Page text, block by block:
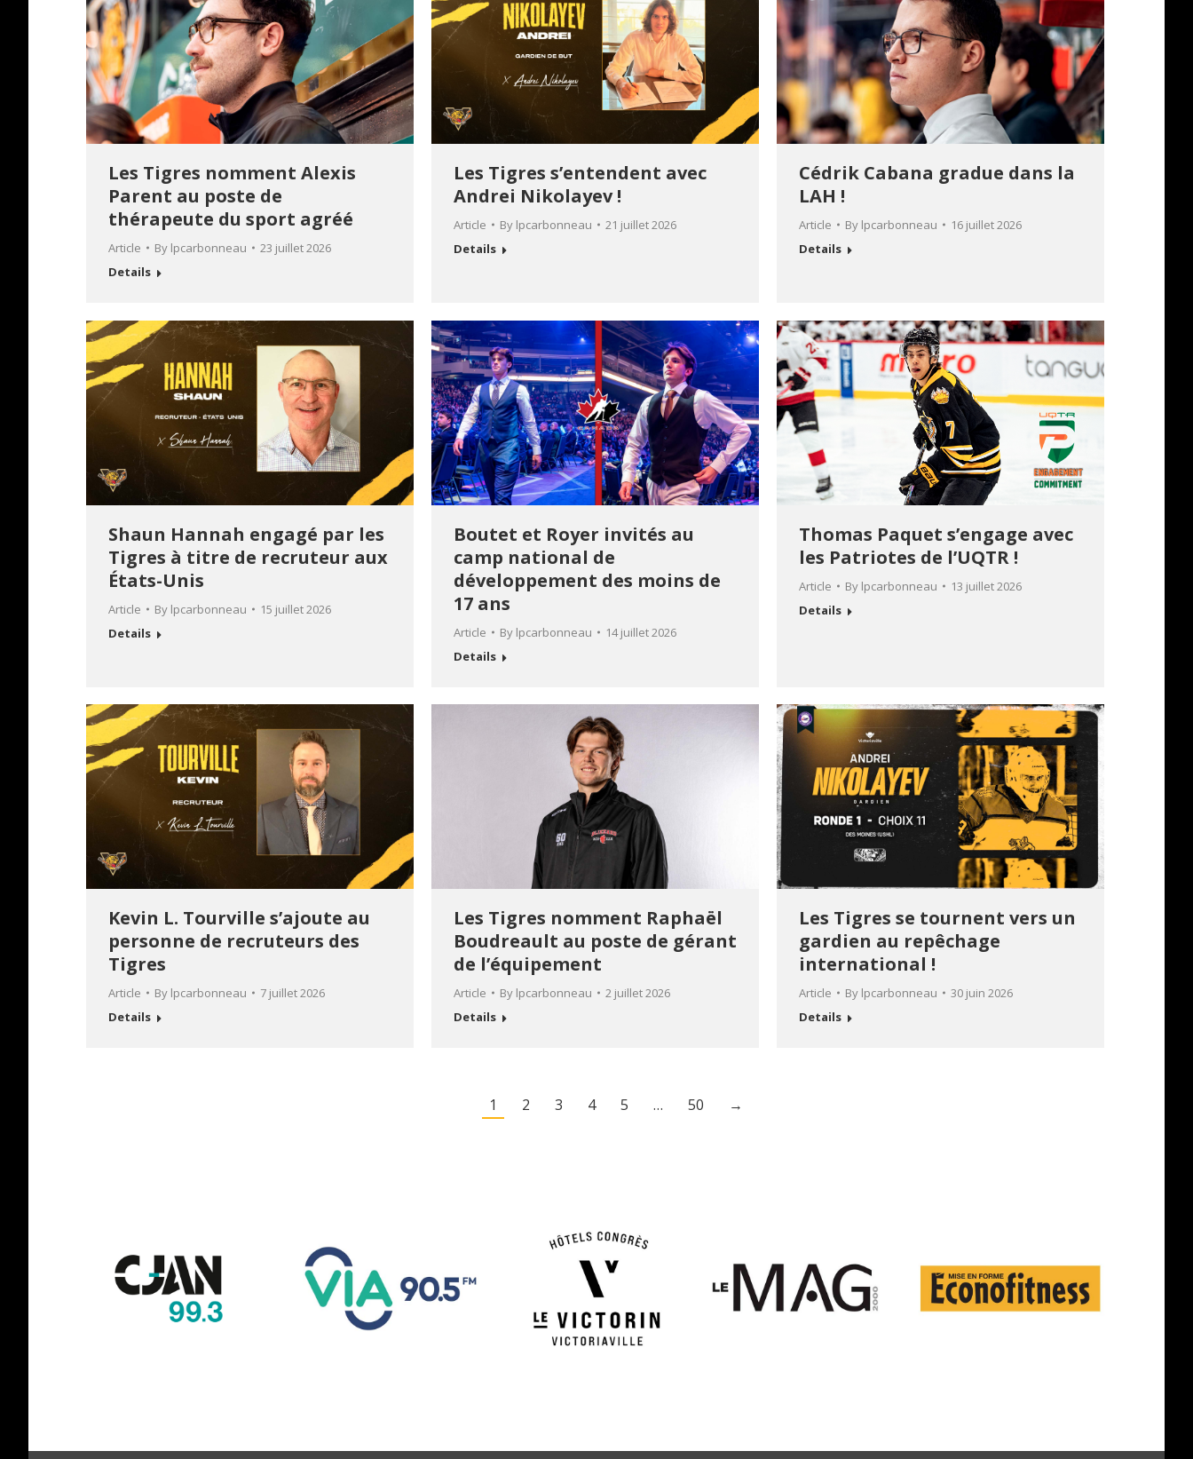
Les Tigres nomment Alexis
Parent au poste de
thérapeute du sport agréé
Article By lpcarbonneau
23 juillet 2026
Details
Les Tigres s’entendent avec
Andrei Nikolayev !
Article By lpcarbonneau
21 juillet 2026
Details
Cédrik Cabana gradue dans la
LAH !
Article By lpcarbonneau
16 juillet 2026
Details
Shaun Hannah engagé par les
Tigres à titre de recruteur aux
États-Unis
Article By lpcarbonneau
15 juillet 2026
Details
Boutet et Royer invités au
camp national de
développement des moins de
17 ans
Article By lpcarbonneau
14 juillet 2026
Details
Thomas Paquet s’engage avec
les Patriotes de l’UQTR !
Article By lpcarbonneau
13 juillet 2026
Details
Kevin L. Tourville s’ajoute au
personne de recruteurs des
Tigres
Article By lpcarbonneau
7 juillet 2026
Details
Les Tigres nomment Raphaël
Boudreault au poste de gérant
de l’équipement
Article By lpcarbonneau
2 juillet 2026
Details
Les Tigres se tournent vers un
gardien au repêchage
international !
Article By lpcarbonneau
30 juin 2026
Details
1 2 3 4 5 … 50 →